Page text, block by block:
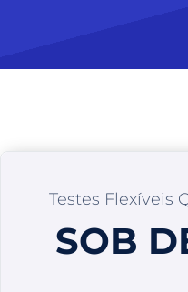
Testes Flexíveis
SOB